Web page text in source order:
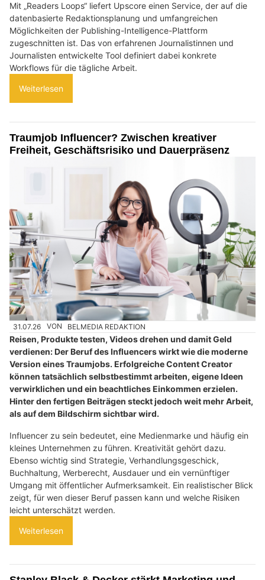
Mit „Readers Loops“ liefert Upscore einen Service, der auf die
datenbasierte Redaktionsplanung und umfangreichen
Möglichkeiten der Publishing-Intelligence-Plattform
zugeschnitten ist. Das von erfahrenen Journalistinnen und
Journalisten entwickelte Tool definiert dabei konkrete
Workflows für die tägliche Arbeit.
Weiterlesen
Traumjob Influencer? Zwischen kreativer
Freiheit, Geschäftsrisiko und Dauerpräsenz
31.07.26 VON BELMEDIA REDAKTION
Reisen, Produkte testen, Videos drehen und damit Geld
verdienen: Der Beruf des Influencers wirkt wie die moderne
Version eines Traumjobs. Erfolgreiche Content Creator
können tatsächlich selbstbestimmt arbeiten, eigene Ideen
verwirklichen und ein beachtliches Einkommen erzielen.
Hinter den fertigen Beiträgen steckt jedoch weit mehr Arbeit,
als auf dem Bildschirm sichtbar wird.
Influencer zu sein bedeutet, eine Medienmarke und häufig ein
kleines Unternehmen zu führen. Kreativität gehört dazu.
Ebenso wichtig sind Strategie, Verhandlungsgeschick,
Buchhaltung, Werberecht, Ausdauer und ein vernünftiger
Umgang mit öffentlicher Aufmerksamkeit. Ein realistischer Blick
zeigt, für wen dieser Beruf passen kann und welche Risiken
leicht unterschätzt werden.
Weiterlesen